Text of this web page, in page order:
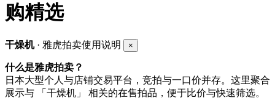
购精选
干燥机· 雅虎拍卖使用说明 ×
什么是雅虎拍卖？
日本大型个人与店铺交易平台，竞拍与一口价并存。这里聚合
展示与 「干燥机」 相关的在售拍品，便于比价与快速筛选。